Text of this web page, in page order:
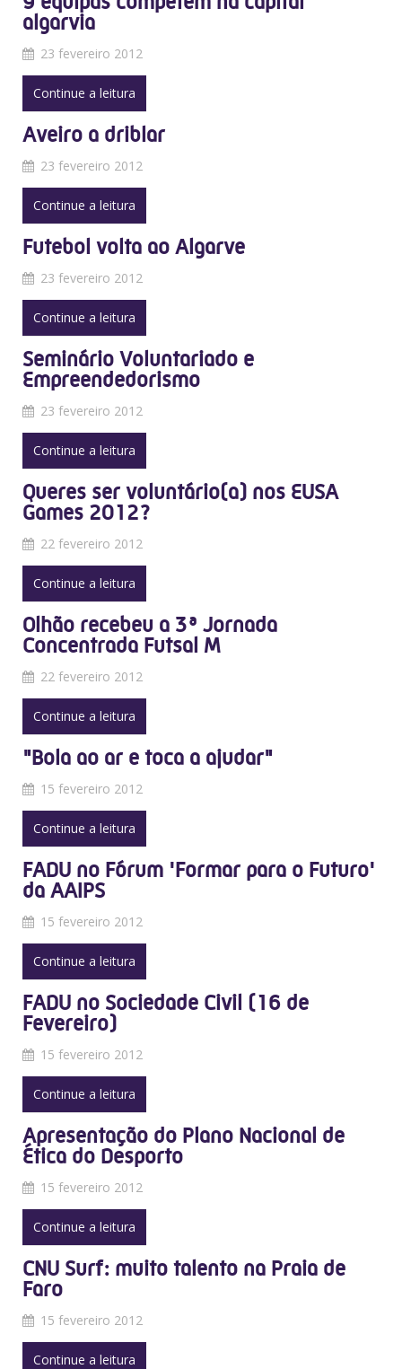
algarvia
23 fevereiro 2012
Continue a leitura
Aveiro a driblar
23 fevereiro 2012
Continue a leitura
Futebol volta ao Algarve
23 fevereiro 2012
Continue a leitura
Seminário Voluntariado e
Empreendedorismo
23 fevereiro 2012
Continue a leitura
Queres ser voluntário(a) nos EUSA
Games 2012?
22 fevereiro 2012
Continue a leitura
Olhão recebeu a 3ª Jornada
Concentrada Futsal M
22 fevereiro 2012
Continue a leitura
"Bola ao ar e toca a ajudar"
15 fevereiro 2012
Continue a leitura
FADU no Fórum 'Formar para o Futuro'
da AAIPS
15 fevereiro 2012
Continue a leitura
FADU no Sociedade Civil (16 de
Fevereiro)
15 fevereiro 2012
Continue a leitura
Apresentação do Plano Nacional de
Ética do Desporto
15 fevereiro 2012
Continue a leitura
CNU Surf: muito talento na Praia de
Faro
15 fevereiro 2012
Continue a leitura